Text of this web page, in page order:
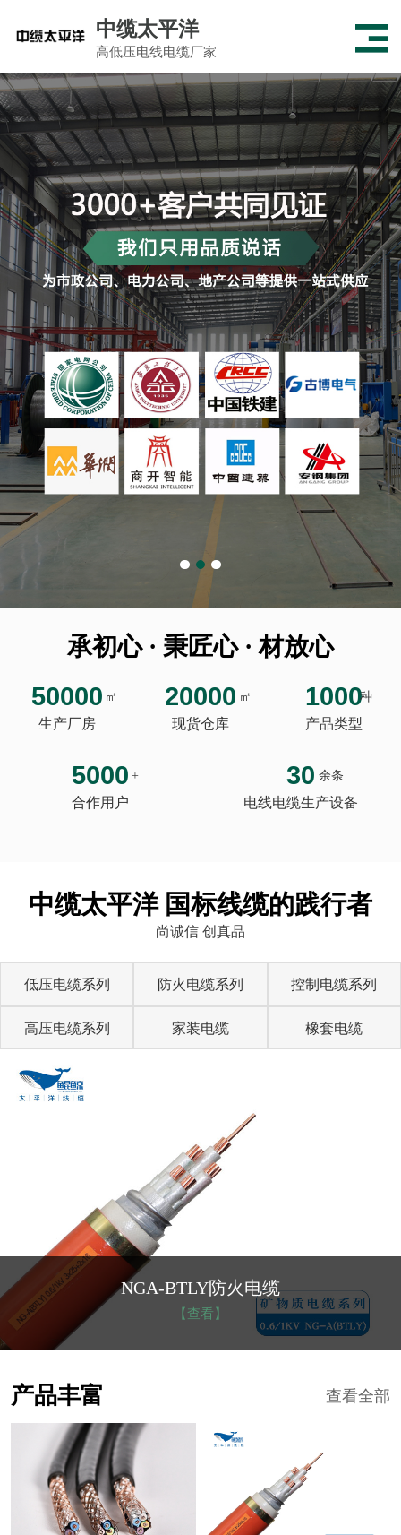
中缆太平洋
高低压电线电缆厂家
承初心 · 秉匠心 · 材放心
50000 ㎡
生产厂房
20000 ㎡
现货仓库
1000种
产品类型
5000 +
合作用户
30 余条
电线电缆生产设备
中缆太平洋 国标线缆的践行者
尚诚信 创真品
低压电缆系列 防火电缆系列 控制电缆系列
高压电缆系列 家装电缆 橡套电缆
NGA-BTLY防火电缆
【查看】
查看全部
产品丰富